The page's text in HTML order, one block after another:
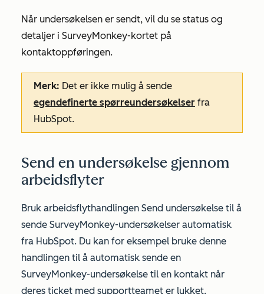
Når undersøkelsen er sendt, vil du se status og
detaljer i SurveyMonkey-kortet på
kontaktoppføringen.
Merk: Det er ikke mulig å sende
egendefinerte spørreundersøkelser fra
HubSpot.
Send en undersøkelse gjennom
arbeidsflyter
Bruk arbeidsflythandlingen Send undersøkelse til å
sende SurveyMonkey-undersøkelser automatisk
fra HubSpot. Du kan for eksempel bruke denne
handlingen til å automatisk sende en
SurveyMonkey-undersøkelse til en kontakt når
deres ticket med supportteamet er lukket.